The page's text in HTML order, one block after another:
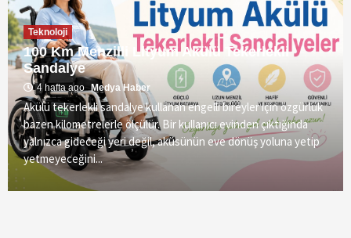
Teknoloji
100 Km Menzilli Lityum Akülü Tekerlekli
Sandalye
4 hafta ago Medya Haber
Akülü tekerlekli sandalye kullanan engelli bireyler için özgürlük
bazen kilometrelerle ölçülür. Bir kullanıcı evinden çıktığında
yalnızca gideceği yeri değil, aküsünün eve dönüş yoluna yetip
yetmeyeceğini...